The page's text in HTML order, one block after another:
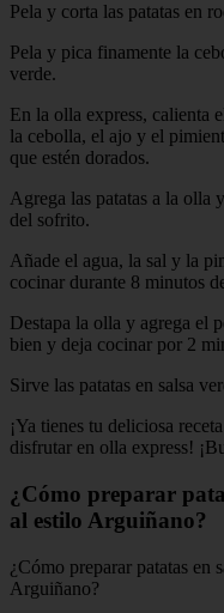
Pela y corta las patatas en
Pela y pica finamente la
verde.
En la olla express, calienta
la cebolla, el ajo y el
que estén dorados.
Agrega las patatas a la olla
del sofrito.
Añade el agua, la sal y la
cocinar durante 8 minutos
Destapa la olla y agrega el
bien y deja cocinar por 2
Sirve las patatas en salsa
¡Ya tienes tu deliciosa
disfrutar en olla express!
¿Cómo preparar
al estilo Arguiñano?
¿Cómo preparar patatas en
Arguiñano?